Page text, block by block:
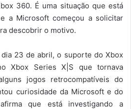
360. É uma situação que está
a Microsoft começou a solicitar
descobrir o motivo.
23 de abril, o suporte do Xbox
Xbox Series X|S que tornava
jogos retrocompatíveis do
curiosidade da Microsoft e do
que está investigando a